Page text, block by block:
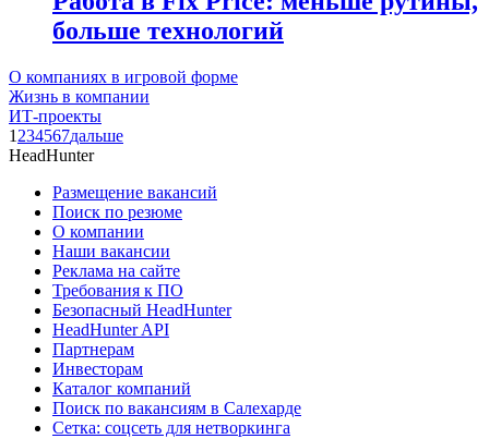
больше технологий
О компаниях в игровой форме
Жизнь в компании
ИТ-проекты
1 234567дальше
HeadHunter
Размещение вакансий
Поиск по резюме
О компании
Наши вакансии
Реклама на сайте
Требования к ПО
Безопасный HeadHunter
HeadHunter API
Партнерам
Инвесторам
Каталог компаний
Поиск по вакансиям в Салехарде
Сетка: соцсеть для нетворкинга